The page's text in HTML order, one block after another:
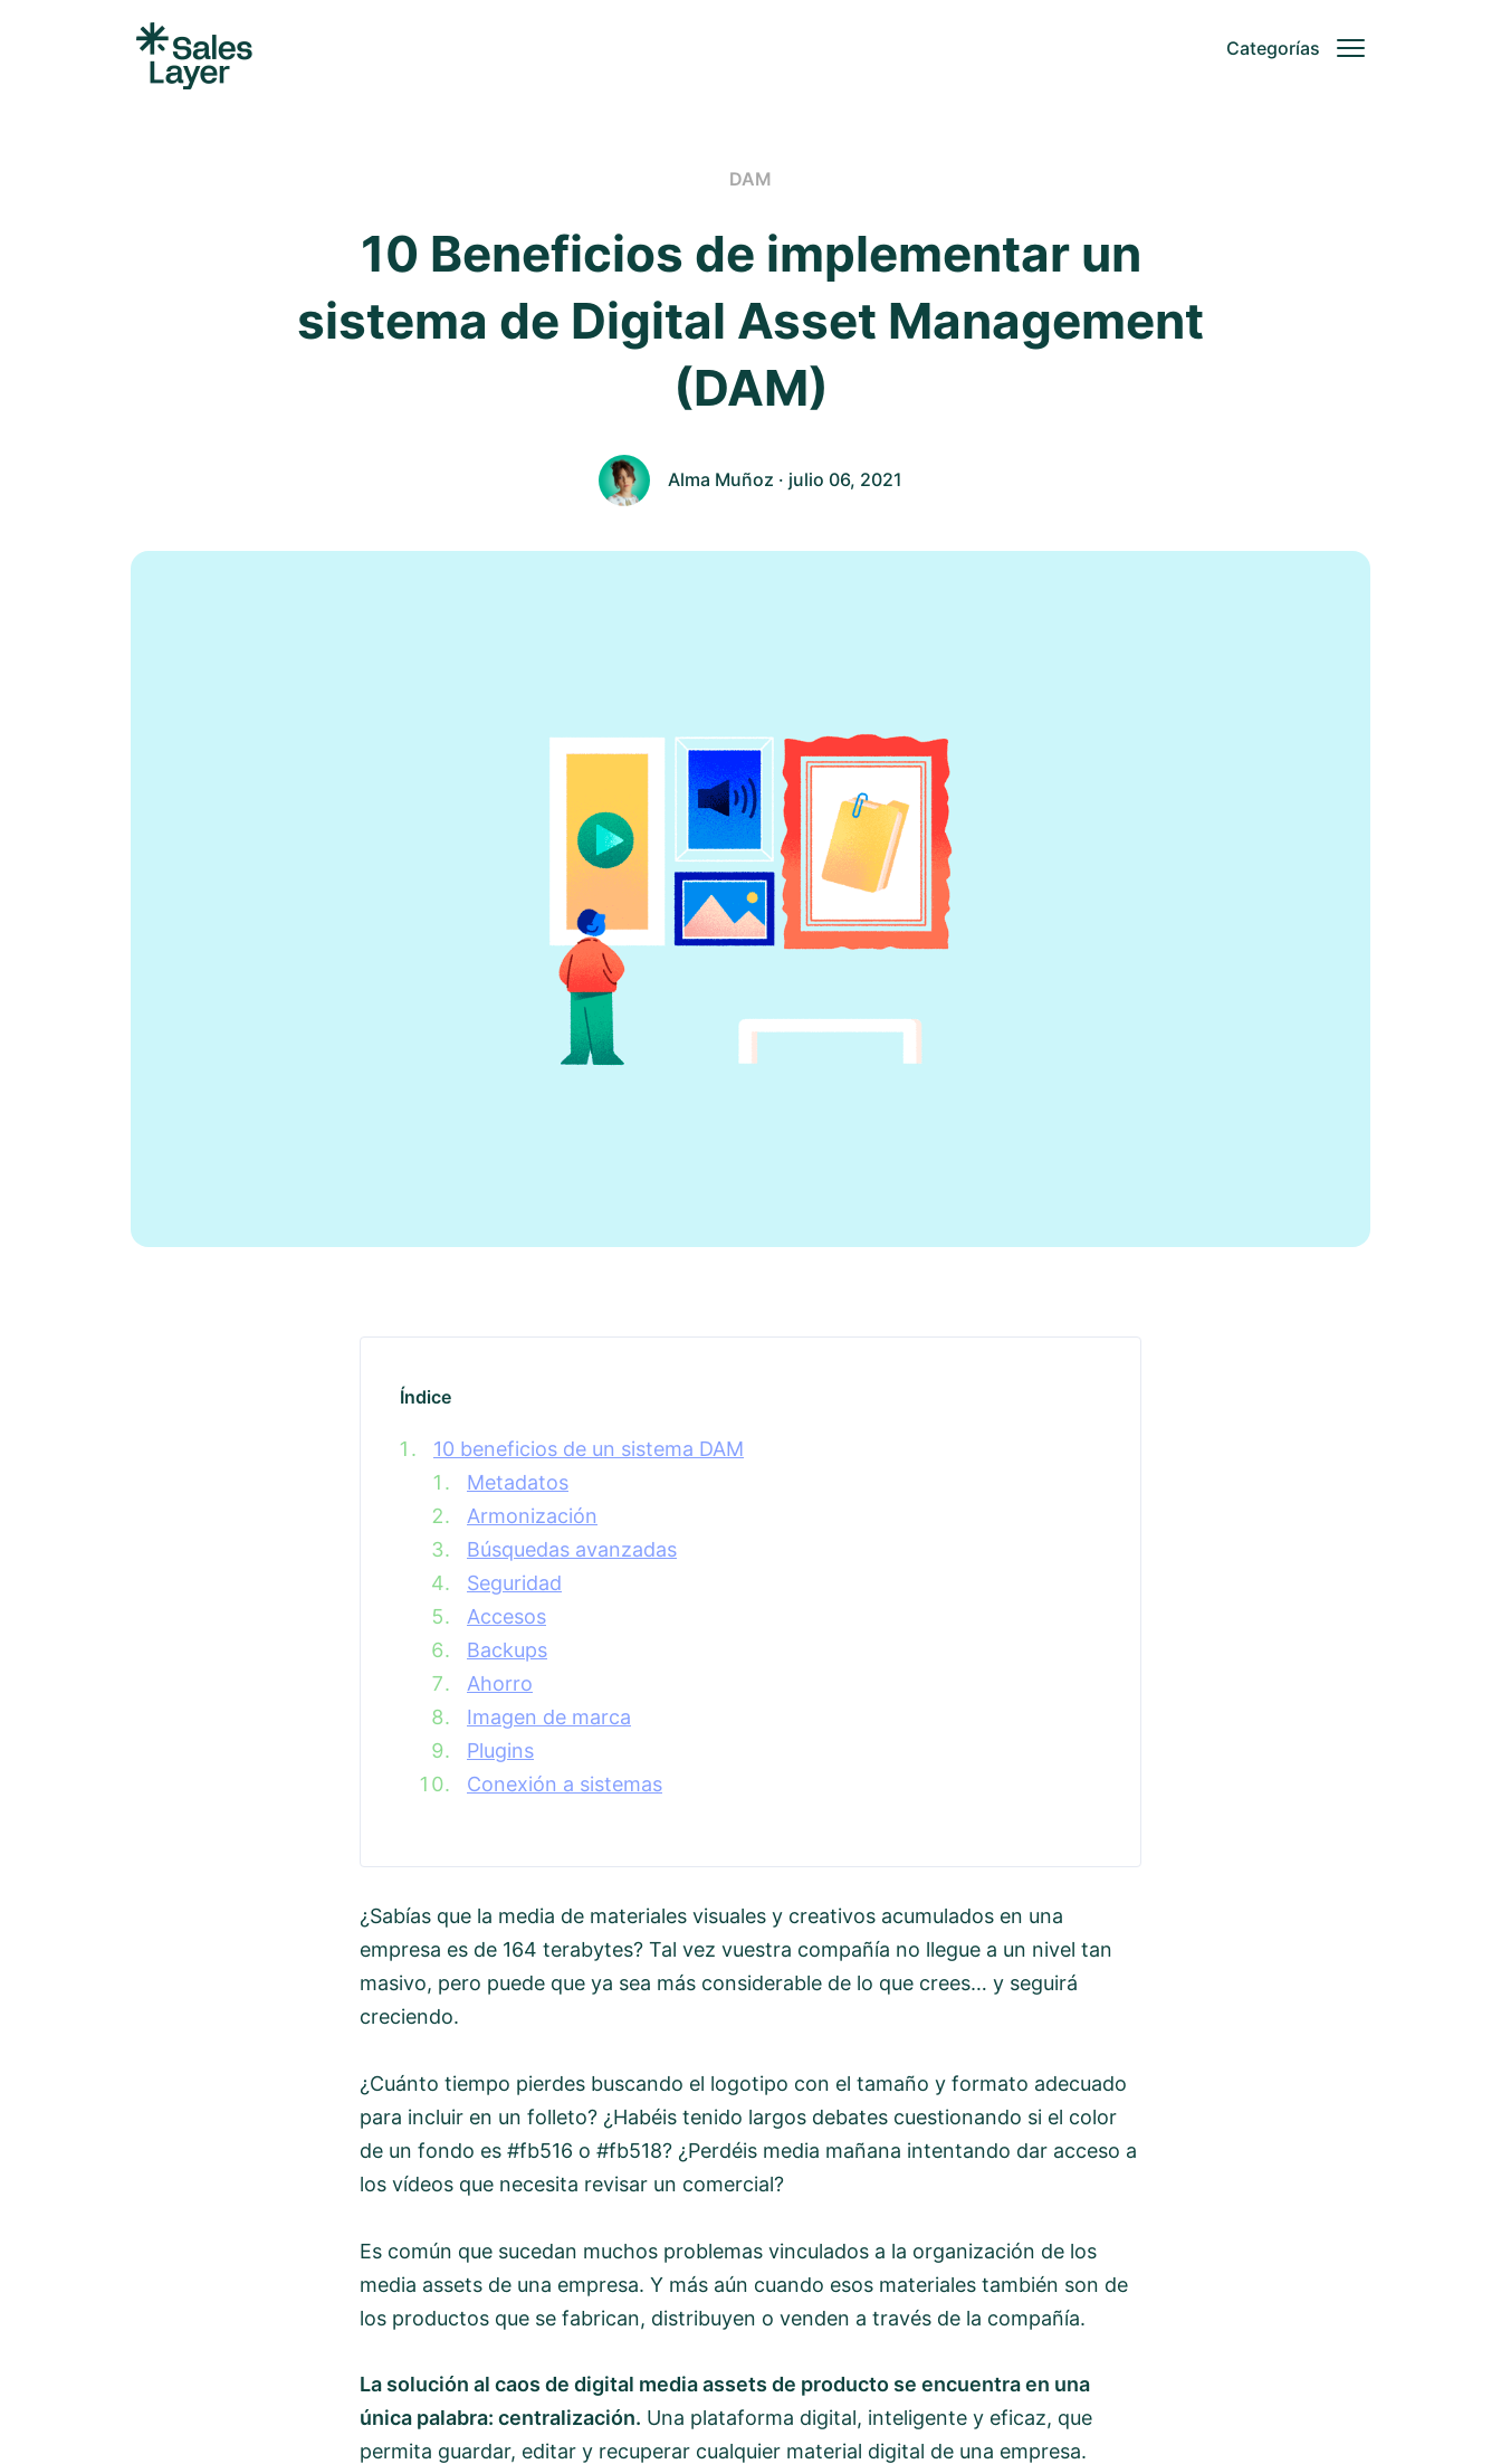
Categorías
DAM
10 Beneficios de implementar un
sistema de Digital Asset Management
(DAM)
Alma Muñoz · julio 06, 2021
Índice
10 beneficios de un sistema DAM
Metadatos
Armonización
Búsquedas avanzadas
Seguridad
Accesos
Backups
Ahorro
Imagen de marca
Plugins
Conexión a sistemas
¿Sabías que la media de materiales visuales y creativos acumulados en una
empresa es de 164 terabytes? Tal vez vuestra compañía no llegue a un nivel tan
masivo, pero puede que ya sea más considerable de lo que crees… y seguirá
creciendo.
¿Cuánto tiempo pierdes buscando el logotipo con el tamaño y formato adecuado
para incluir en un folleto? ¿Habéis tenido largos debates cuestionando si el color
de un fondo es #fb516 o #fb518? ¿Perdéis media mañana intentando dar acceso a
los vídeos que necesita revisar un comercial?
Es común que sucedan muchos problemas vinculados a la organización de los
media assets de una empresa. Y más aún cuando esos materiales también son de
los productos que se fabrican, distribuyen o venden a través de la compañía.
La solución al caos de digital media assets de producto se encuentra en una
única palabra: centralización. Una plataforma digital, inteligente y eficaz, que
permita guardar, editar y recuperar cualquier material digital de una empresa.